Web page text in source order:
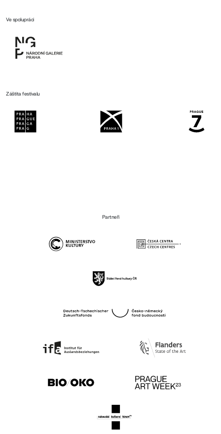
Ve spolupráci
Záštita festivalu
Partneři